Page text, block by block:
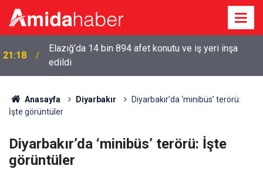
21:18
Elazığ’da 14 bin 894 afet konutu ve iş yeri inşa
edildi
Anasayfa Diyarbakır
Diyarbakır’da ‘minibüs’ terörü:
İşte görüntüler
Diyarbakır’da ‘minibüs’ terörü: İşte
görüntüler